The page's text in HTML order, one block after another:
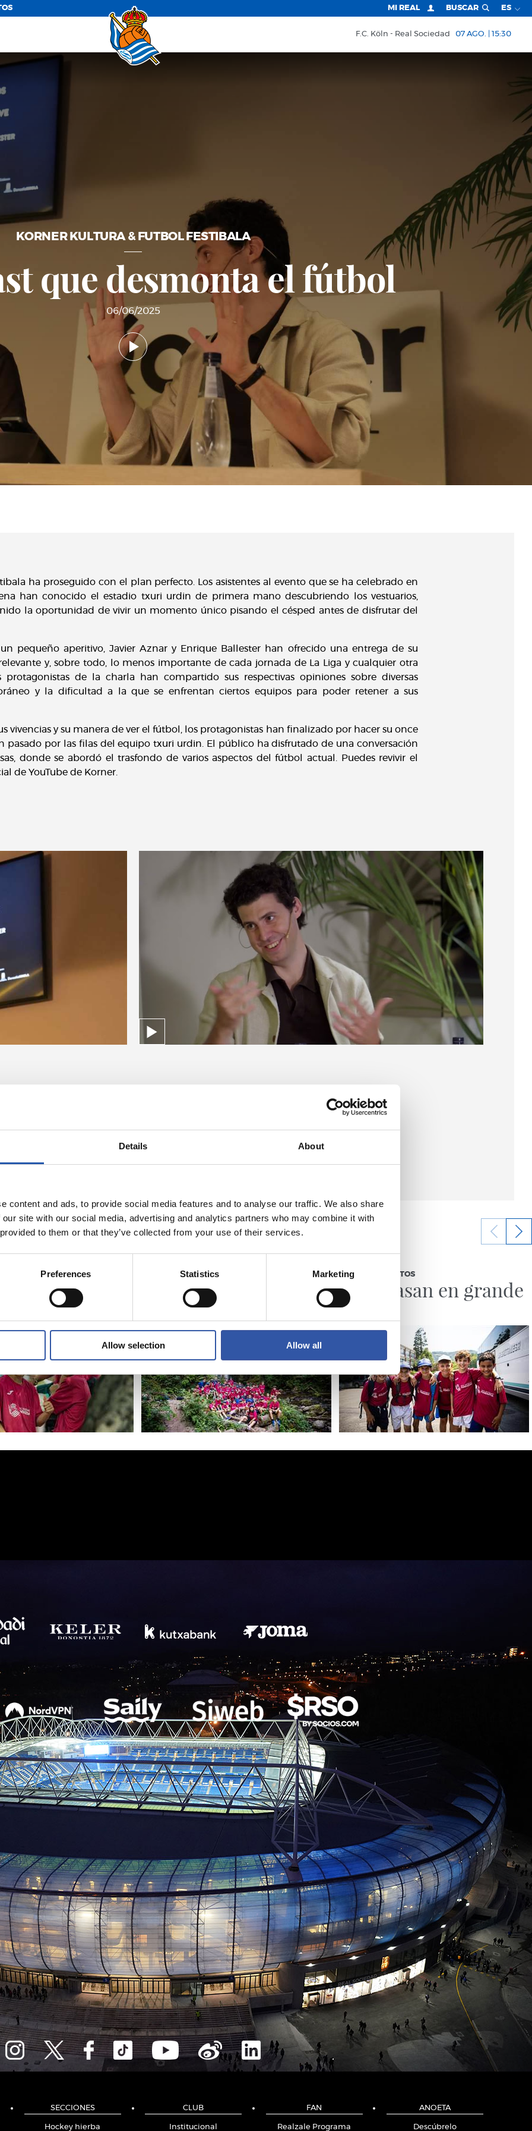
Details About
content and ads, to provide social media features and to analyse our traffic. We also share
site with our social media, advertising and analytics partners who may combine it with
to them or that they’ve collected from your use of their services.
Preferences Statistics Marketing
Allow selection Allow all
MI REAL BUSCAR ES
F.C. Köln Real Sociedad 07 AGO. | 15:30
KORNER KULTURA & FUTBOL FESTIBALA
que desmonta el fútbol
06/06/2025
ha proseguido con el plan perfecto. Los asistentes al evento que se ha celebrado en
han conocido el estadio txuri urdin de primera mano descubriendo los vestuarios,
la oportunidad de vivir un momento único pisando el césped antes de disfrutar del
pequeño aperitivo, Javier Aznar y Enrique Ballester han ofrecido una entrega de su
y, sobre todo, lo menos importante de cada jornada de La Liga y cualquier otra
de la charla han compartido sus respectivas opiniones sobre diversas
y la dificultad a la que se enfrentan ciertos equipos para poder retener a sus
vivencias y su manera de ver el fútbol, los protagonistas han finalizado por hacer su once
pasado por las filas del equipo txuri urdin. El público ha disfrutado de una conversación
donde se abordó el trasfondo de varios aspectos del fútbol actual. Puedes revivir el
de YouTube de Korner.
no para
UDARA REALAREKIN
Aventura y diversión
GALERÍA DE FOTOS
Se lo pasan en grande
SECCIONES
Hockey hierba
CLUB
Institucional
FAN
Realzale Programa
ANOETA
Descúbrelo